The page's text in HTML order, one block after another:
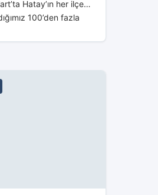
Hatay’ın her ilçesi
100’den fazla
80 küsür dev proje...